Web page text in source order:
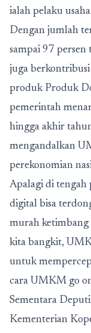
ialah pelaku
Dengan jumlah
sampai 97
juga berkontribusi
produk Produk
pemerintah
hingga akhir
mengandalkan
perekonomian
Apalagi di
digital bisa
murah ketimbang
kita bangkit,
untuk
cara UMKM go
Sementara
Kementerian